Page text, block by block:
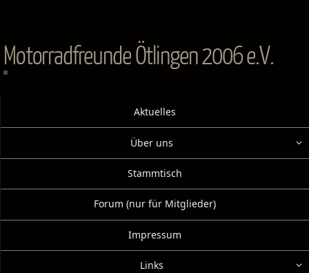
springen
Motorradfreunde Ötlingen 2006 e.V.
springen
Aktuelles
Über uns
Stammtisch
Forum (nur für Mitglieder)
Impressum
Links